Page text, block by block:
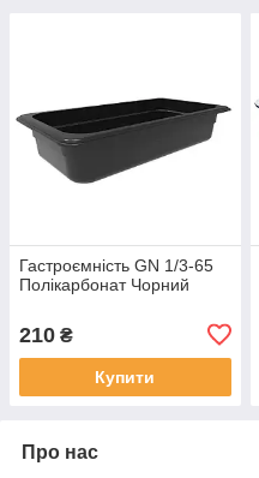
Гастроємність GN 1/3-65
Полікарбонат Чорний
210 ₴
Купити
Про нас